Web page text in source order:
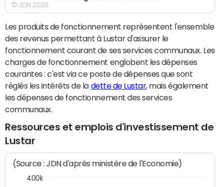
© JDN 2026
Les produits de fonctionnement représentent l'ensemble
des revenus permettant à Lustar d'assurer le
fonctionnement courant de ses services communaux. Les
charges de fonctionnement englobent les dépenses
courantes : c'est via ce poste de dépenses que sont
réglés les intérêts de la dette de Lustar, mais également
les dépenses de fonctionnement des services
communaux.
Ressources et emplois d'investissement de
Lustar
(Source : JDN d'après ministère de l'Economie)
400k